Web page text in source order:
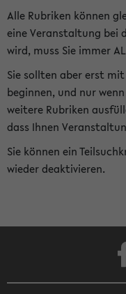
Alle Rubriken können
eine Veranstaltung bei
wird, muss Sie immer
Sie sollten aber erst
beginnen, und nur
weitere Rubriken
dass Ihnen
Sie können ein
wieder deaktivieren.